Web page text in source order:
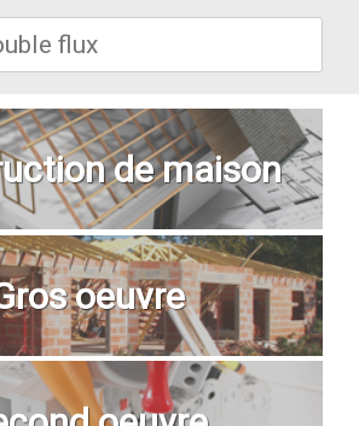
de maison
oeuvre